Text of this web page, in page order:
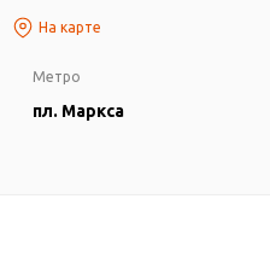
На карте
Метро
пл. Маркса